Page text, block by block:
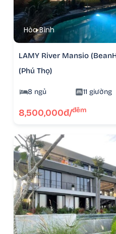
Hòa Bình
LAMY River Mansio
(Phú Thọ)
8 ngủ 11 giường
8,500,000đ/đêm